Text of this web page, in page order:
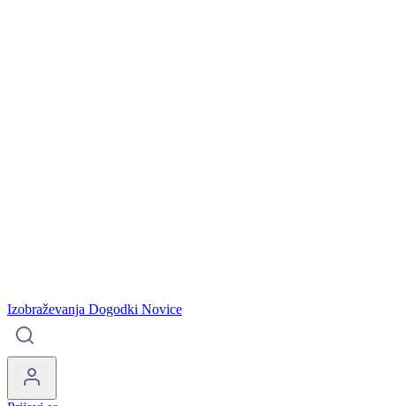
Izobraževanja Dogodki Novice